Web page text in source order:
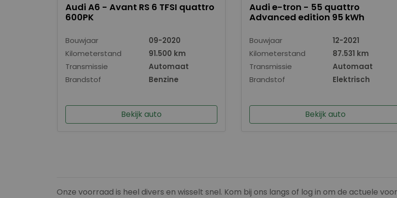
Audi A6 - Avant RS 6 TFSI quattro
600PK
Bouwjaar
09-2020
Kilometerstand
91.500 km
Transmissie
Automaat
Brandstof
Benzine
Bekijk auto
Audi e-tron - 55 quattro
Advanced edition 95 kWh
Bouwjaar
12-2021
Kilometerstand
87.531 km
Transmissie
Automaat
Brandstof
Elektrisch
Bekijk auto
Onze voorraad is heel divers en wisselt snel. Kom bij ons langs of log in om de actuele